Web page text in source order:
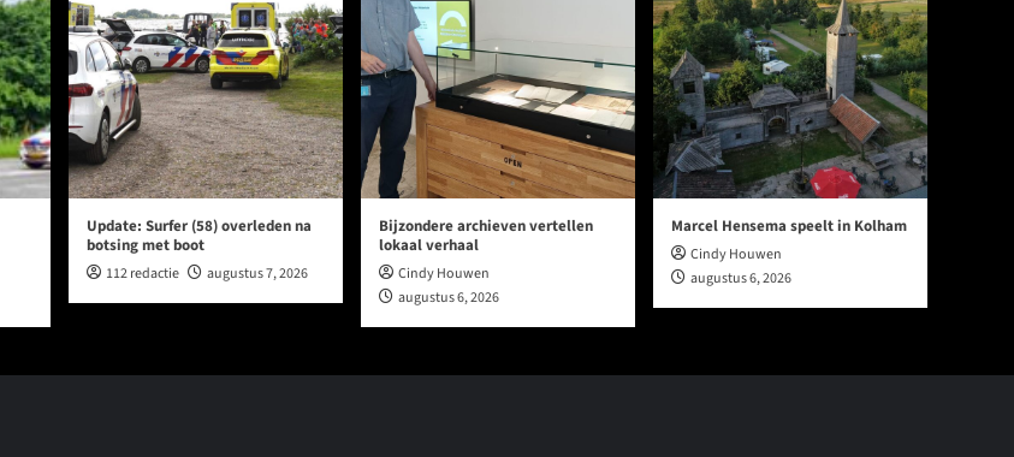
Update: Surfer (58) overleden na
botsing met boot
112 redactie augustus 7, 2026
Bijzondere archieven vertellen
lokaal verhaal
Cindy Houwen
augustus 6, 2026
Marcel Hensema speelt in Kolham
Cindy Houwen
augustus 6, 2026